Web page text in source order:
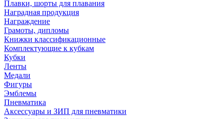
Плавки, шорты для плавания
Наградная продукция
Награждение
Грамоты, дипломы
Книжки классификационные
Комплектующие к кубкам
Кубки
Ленты
Медали
Фигуры
Эмблемы
Пневматика
Аксессуары и ЗИП для пневматики